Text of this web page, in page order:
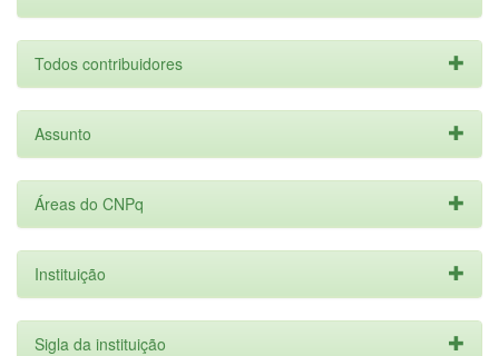
Todos contribuidores
Assunto
Áreas do CNPq
Instituição
Sigla da instituição